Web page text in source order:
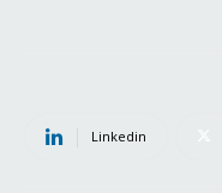
Linkedin